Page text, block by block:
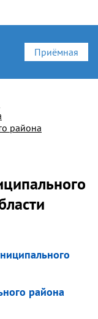
Приёмная
района
района